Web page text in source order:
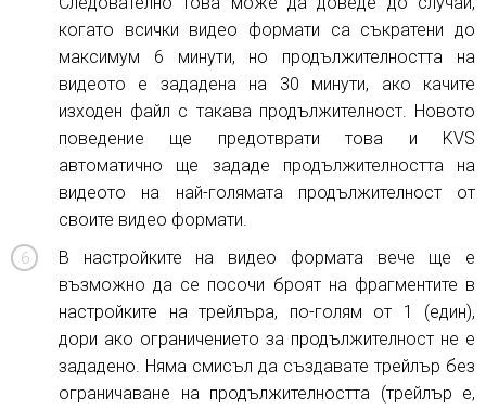
когато всички видео формати са съкратени до
максимум 6 минути, но продължителността на
видеото е зададена на 30 минути, ако качите
изходен файл с такава продължителност. Новото
поведение ще предотврати това и KVS
автоматично ще зададе продължителността на
видеото на най-голямата продължителност от
своите видео формати.
В настройките на видео формата вече ще е
възможно да се посочи броят на фрагментите в
настройките на трейлъра, по-голям от 1 (един),
дори ако ограничението за продължителност не е
зададено. Няма смисъл да създавате трейлър без
ограничаване на продължителността (трейлър е,